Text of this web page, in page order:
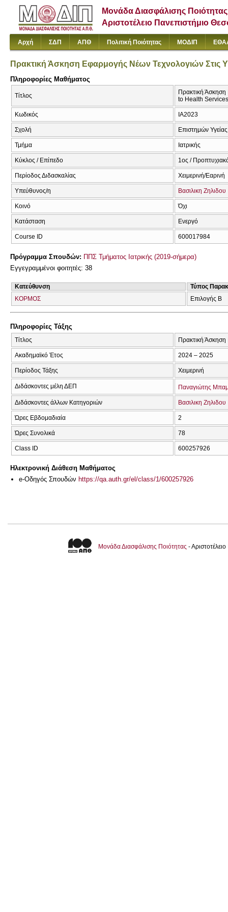
Μονάδα Διασφάλισης Ποιότητας
Αριστοτέλειο Πανεπιστήμιο
Αρχή ΣΔΠ ΑΠΘ Πολιτική Ποιότητας ΜΟΔΙΠ
Πρακτική Άσκηση Εφαρμογής Νέων Τεχνολογιών Στις
Πληροφορίες Μαθήματος
Τίτλος
Πρακτική
to Health Services
Κωδικός ΙΑ2023
Σχολή Επιστημών Υγείας
Τμήμα Ιατρικής
Κύκλος / Επίπεδο 1ος /
Περίοδος Διδασκαλίας Χειμερινή/Εαρινή
Υπεύθυνος/η Βασιλικη Ζηλιδου
Κοινό Όχι
Κατάσταση Ενεργό
Course ID 600017984
Πρόγραμμα Σπουδών: ΠΠΣ Τμήματος Ιατρικής (2019-σήμερα)
Εγγεγραμμένοι φοιτητές: 38
Κατεύθυνση
Τύπος
ΚΟΡΜΟΣ
Επιλογής Β
Πληροφορίες Τάξης
Τίτλος Πρακτική Άσκηση
Ακαδημαϊκό Έτος 2024 – 2025
Περίοδος Τάξης Χειμερινή
Διδάσκοντες μέλη ΔΕΠ Παναγιώτης
Διδάσκοντες άλλων Κατηγοριών Βασιλικη Ζηλιδου
Ώρες Εβδομαδιαία 2
Ώρες Συνολικά 78
Class ID 600257926
Ηλεκτρονική Διάθεση Μαθήματος
e-Οδηγός Σπουδών https://qa.auth.gr/el/class/1/600257926
Μονάδα Διασφάλισης Ποιότητας -